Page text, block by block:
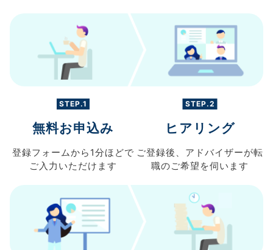
STEP.1
無料お申込み
登録フォームから 1分ほどで
ご入力 いただけます
STEP.2
ヒアリング
ご登録後、 アドバイザーが転
職のご希望を伺います